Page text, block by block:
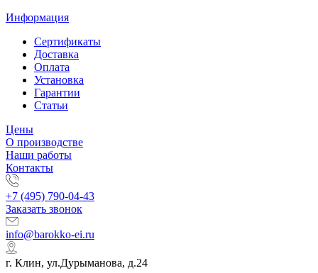
Информация
Сертификаты
Доставка
Оплата
Установка
Гарантии
Статьи
Цены
О производстве
Наши работы
Контакты
+7 (495) 790-04-43
Заказать звонок
info@barokko-ei.ru
г. Клин, ул.Дурыманова, д.24